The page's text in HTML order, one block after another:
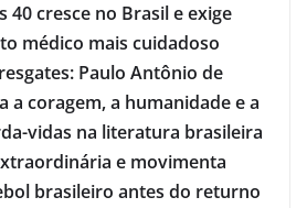
40 cresce no Brasil e exige
médico mais cuidadoso
Paulo Antônio de
a coragem, a humanidade e a
vidas na literatura brasileira
e movimenta
brasileiro antes do returno